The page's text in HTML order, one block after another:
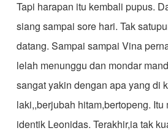
Tapi harapan itu kembali pupus.
siang sampai sore hari. Tak
datang. Sampai sampai Vina
lelah menunggu dan mondar
sangat yakin dengan apa yang di
laki,,berjubah hitam,bertopeng.
identik Leonidas. Terakhir,ia tak